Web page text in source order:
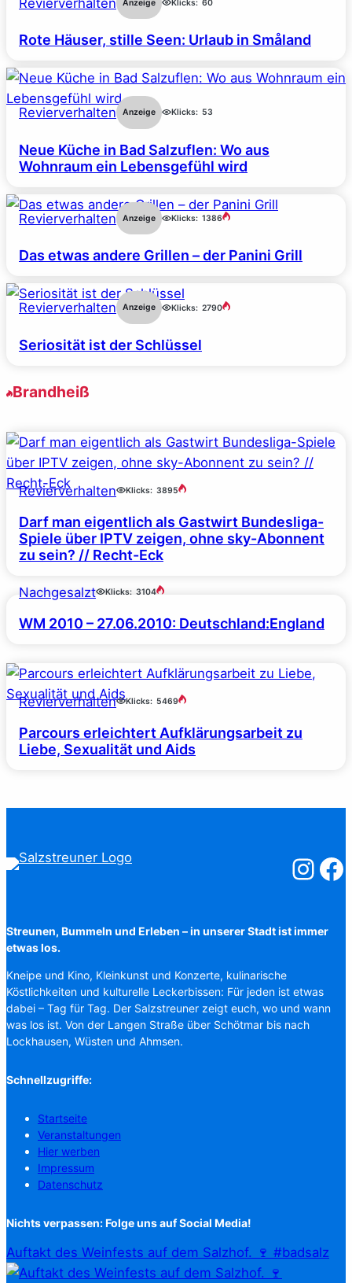
Anzeige Klicks: 60
Rote Häuser, stille Seen: Urlaub in Småland
Revierverhalten Anzeige Klicks: 53
Neue Küche in Bad Salzuflen: Wo aus
Wohnraum ein Lebensgefühl wird
Revierverhalten Anzeige Klicks: 1386
Das etwas andere Grillen – der Panini Grill
Revierverhalten Anzeige Klicks: 2790
Seriosität ist der Schlüssel
Brandheiß
Revierverhalten Klicks: 3895
Darf man eigentlich als Gastwirt Bundesliga-
Spiele über IPTV zeigen, ohne sky-Abonnent
zu sein? // Recht-Eck
Nachgesalzt Klicks: 3104
WM 2010 – 27.06.2010: Deutschland:England
Revierverhalten Klicks: 5469
Parcours erleichtert Aufklärungsarbeit zu
Liebe, Sexualität und Aids
Streunen, Bummeln und Erleben – in unserer Stadt ist immer
etwas los.
Kneipe und Kino, Kleinkunst und Konzerte, kulinarische
Köstlichkeiten und kulturelle Leckerbissen: Für jeden ist etwas
dabei – Tag für Tag. Der Salzstreuner zeigt euch, wo und wann
was los ist. Von der Langen Straße über Schötmar bis nach
Lockhausen, Wüsten und Ahmsen.
Schnellzugriffe:
Startseite
Veranstaltungen
Hier werben
Impressum
Datenschutz
Nichts verpassen: Folge uns auf Social Media!
Auftakt des Weinfests auf dem Salzhof. 🍷 #badsalz